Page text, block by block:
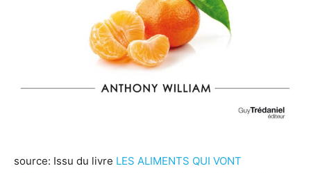
source: Issu du livre LES ALIMENTS QUI VONT